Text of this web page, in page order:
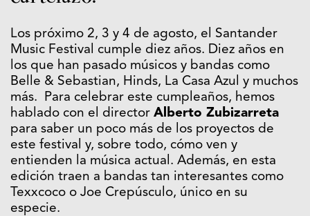
Los próximo 2, 3 y 4 de agosto, el Santander
Music Festival cumple diez años. Diez años en
los que han pasado músicos y bandas como
Belle & Sebastian, Hinds, La Casa Azul y muchos
más. Para celebrar este cumpleaños, hemos
hablado con el director Alberto Zubizarreta
para saber un poco más de los proyectos de
este festival y, sobre todo, cómo ven y
entienden la música actual. Además, en esta
edición traen a bandas tan interesantes como
Texxcoco o Joe Crepúsculo, único en su
especie.